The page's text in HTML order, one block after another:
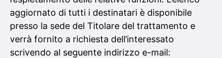
aggiornato di tutti i destinatari è disponibile
presso la sede del Titolare del trattamento e
verrà fornito a richiesta dell’interessato
scrivendo al seguente indirizzo e-mail: